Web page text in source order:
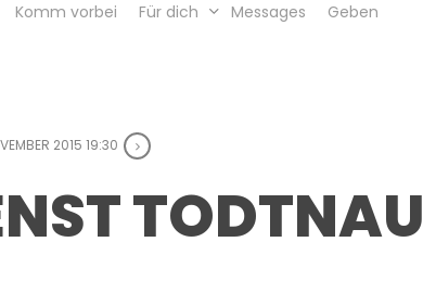
Komm vorbei Für dich Messages Geben
2015 19:30
TODTNAU